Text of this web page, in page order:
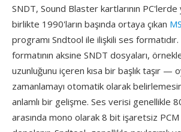
SNDT, Sound Blaster kartlarının PC'lerde
birlikte 1990'ların başında ortaya çıkan
programı Sndtool ile ilişkili ses formatıdır.
formatının aksine SNDT dosyaları,
uzunluğunu içeren kısa bir başlık taşır —
zamanlamayı otomatik olarak
anlamlı bir gelişme. Ses verisi genellikle
arasında mono olarak 8 bit işaretsiz